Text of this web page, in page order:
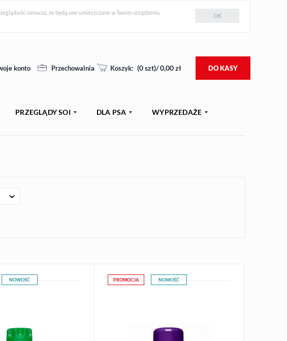
oznacza, że będą one umieszczane w Twoim urządzeniu
OK
konto Przechowalnia Koszyk: (0szt)/0,00zł DO KASY
PRZEGLĄDY SOI DLA PSA WYPRZEDAŻE
NOWOŚĆ PROMOCJA NOWOŚĆ